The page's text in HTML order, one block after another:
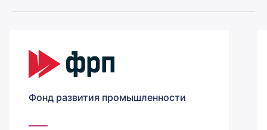
Фонд развития промышленности